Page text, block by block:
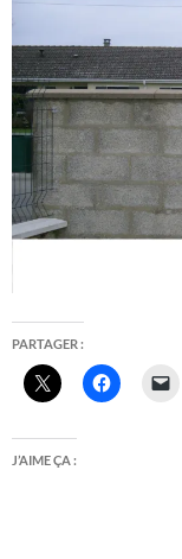
PARTAGER :
J’AIME ÇA :